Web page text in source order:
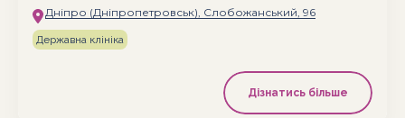
Дніпро (Дніпропетровськ), Слобожанський, 96
Державна клініка
Дізнатись більше